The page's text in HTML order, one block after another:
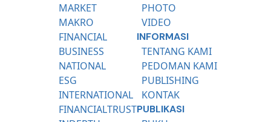
MARKET
MAKRO
FINANCIAL
BUSINESS
NATIONAL
ESG
INTERNATIONAL
FINANCIALTRUST
PHOTO
VIDEO
INFORMASI
TENTANG KAMI
PEDOMAN KAMI
PUBLISHING
KONTAK
PUBLIKASI